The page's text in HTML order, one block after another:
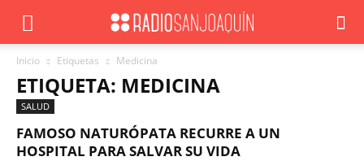
Inicio Etiquetas Medicina
ETIQUETA: MEDICINA
SALUD
FAMOSO NATURÓPATA RECURRE A UN
HOSPITAL PARA SALVAR SU VIDA